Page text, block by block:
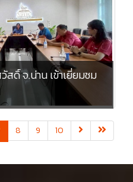
ดิ์ จ.น่าน เข้าเยี่ยมชม
(current)
8 9 10